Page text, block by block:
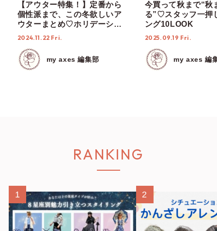
【アウター特集！】定番から
個性派まで、この冬欲しいア
ウターまとめ♡ホリデーシー
ズンに向けて気分をあげませ
2024.11.22 Fri.
my axes 編集部
今買って秋まで“秋
る”♡スタッフ一押
ング10LOOK
2025.09.19 Fri.
my axes 編
RANKING
1 2